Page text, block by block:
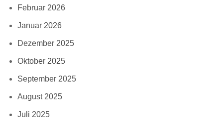
Februar 2026
Januar 2026
Dezember 2025
Oktober 2025
September 2025
August 2025
Juli 2025